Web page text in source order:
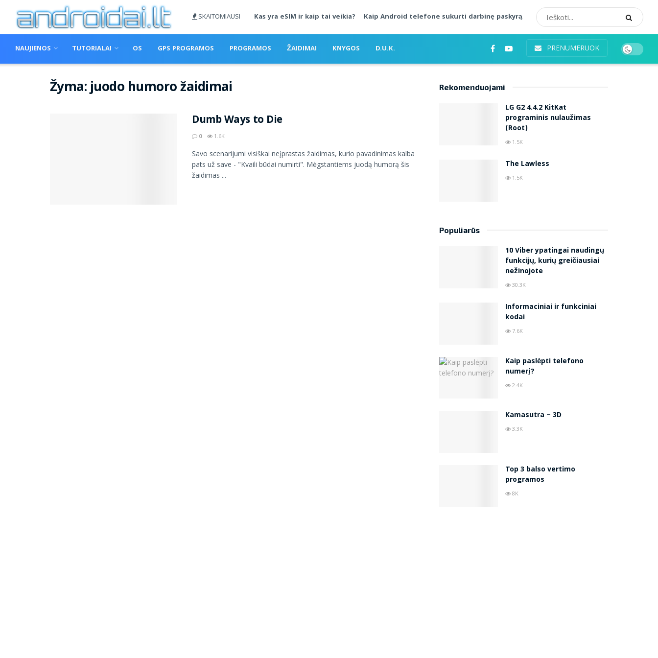
SKAITOMIAUSI Kas yra eSIM ir kaip tai veikia? Kaip Android telefone sukurti darbinę paskyrą
NAUJIENOS TUTORIALAI OS GPS PROGRAMOS PROGRAMOS ŽAIDIMAI KNYGOS D.U.K. PRENUMERUOK
Žyma: juodo humoro žaidimai
Dumb Ways to Die
0 1.6K
Savo scenarijumi visiškai neįprastas žaidimas, kurio pavadinimas kalba
pats už save - "Kvaili būdai numirti". Mėgstantiems juodą humorą šis
žaidimas ...
Rekomenduojami
LG G2 4.4.2 KitKat
programinis nulaužimas
(Root)
1.5K
The Lawless
1.5K
Populiarūs
10 Viber ypatingai naudingų
funkcijų, kurių greičiausiai
nežinojote
30.3K
Informaciniai ir funkciniai
kodai
7.6K
Kaip paslėpti telefono
numerį?
2.4K
Kamasutra – 3D
3.3K
Top 3 balso vertimo
programos
8K